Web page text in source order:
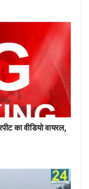
का वीडियो वायरल,